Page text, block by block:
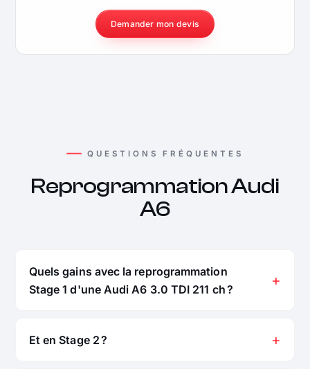
Demander mon devis
QUESTIONS FRÉQUENTES
Reprogrammation Audi
A6
Quels gains avec la reprogrammation
Stage 1 d'une Audi A6 3.0 TDI 211 ch ?
Et en Stage 2 ?